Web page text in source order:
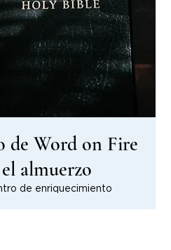
de Word on Fire
almuerzo
de enriquecimiento